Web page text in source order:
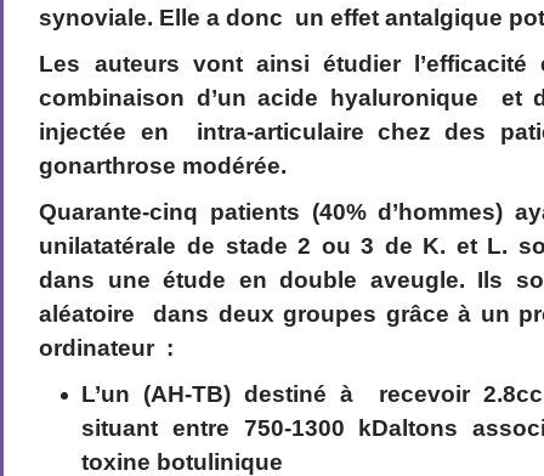
synoviale. Elle a donc un effet antalgique
Les auteurs vont ainsi étudier l’efficacité
combinaison d’un acide hyaluronique et
injectée en intra-articulaire chez des
gonarthrose modérée.
Quarante-cinq patients (40% d’hommes)
unilatatérale de stade 2 ou 3 de K. et L.
dans une étude en double aveugle. Ils
aléatoiredans deux groupes grâce à un
ordinateur :
L’un (AH-TB) destiné à recevoir
situant entre 750-1300 kDaltons
toxine botulinique